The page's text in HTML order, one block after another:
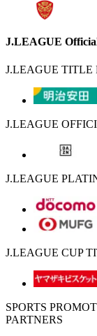
J.LEAGUE
J.LEAGUE TITLE
J.LEAGUE
J.LEAGUE
J.LEAGUE CUP
SPORTS
PARTNERS